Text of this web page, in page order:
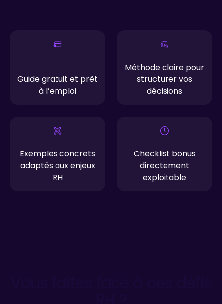
Guide gratuit et prêt
à l’emploi
Méthode claire pour
structurer vos
décisions
Exemples concrets
adaptés aux enjeux
RH
Checklist bonus
directement
exploitable